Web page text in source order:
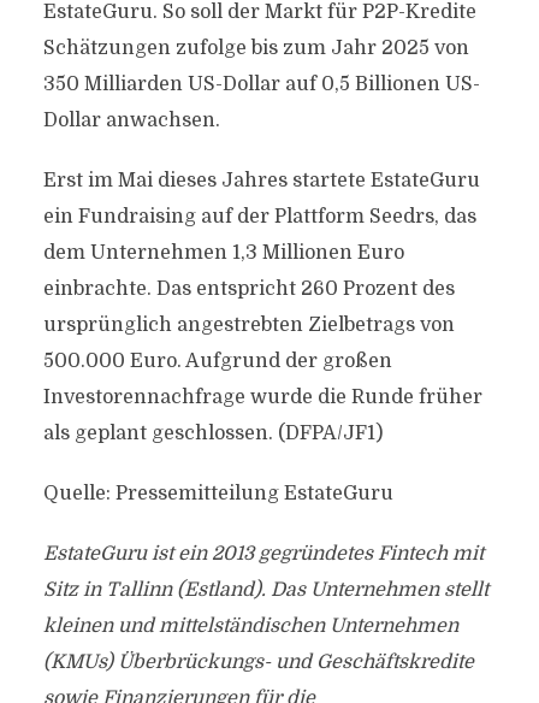
EstateGuru. So soll der Markt für P2P-Kredite
Schätzungen zufolge bis zum Jahr 2025 von
350 Milliarden US-Dollar auf 0,5 Billionen US-
Dollar anwachsen.
Erst im Mai dieses Jahres startete EstateGuru
ein Fundraising auf der Plattform Seedrs, das
dem Unternehmen 1,3 Millionen Euro
einbrachte. Das entspricht 260 Prozent des
ursprünglich angestrebten Zielbetrags von
500.000 Euro. Aufgrund der großen
Investorennachfrage wurde die Runde früher
als geplant geschlossen. (DFPA/JF1)
Quelle: Pressemitteilung EstateGuru
EstateGuru ist ein 2013 gegründetes Fintech mit
Sitz in Tallinn (Estland). Das Unternehmen stellt
kleinen und mittelständischen Unternehmen
(KMUs) Überbrückungs- und Geschäftskredite
sowie Finanzierungen für die